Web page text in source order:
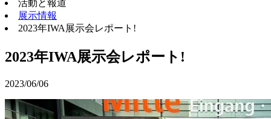
活動と報道
展示情報
2023年IWA展示会レポート!
2023年IWA展示会レポート!
2023/06/06